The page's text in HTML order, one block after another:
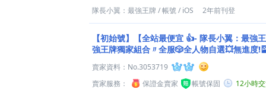
隊長小翼：最強王牌/帳號/ iOS 2年前刊登
【初始號】【全站最便宜 👍- 隊長小翼：最強
強王牌獨家組合〃全服🎲全人物自選💥無進度
賣家資料： No.3053719
賣家服務：
保證金賣家 帳號保固
12小時